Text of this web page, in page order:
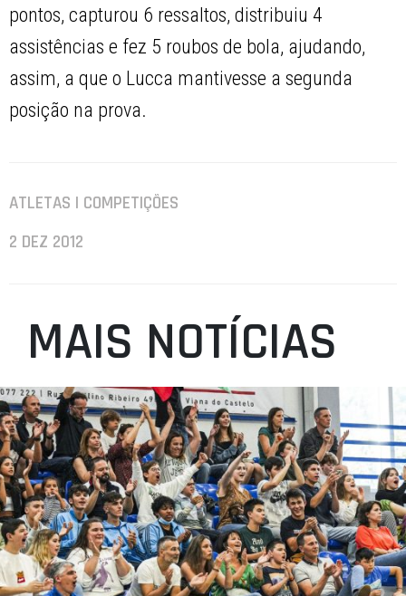
pontos, capturou 6 ressaltos, distribuiu 4
assistências e fez 5 roubos de bola, ajudando,
assim, a que o Lucca mantivesse a segunda
posição na prova.
ATLETAS | COMPETIÇÕES
2 DEZ 2012
MAIS NOTÍCIAS